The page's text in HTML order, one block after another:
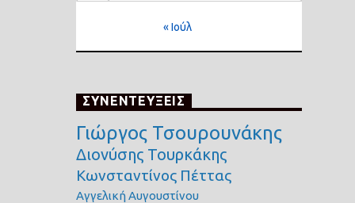
« Ιούλ
ΣΥΝΕΝΤΕΥΞΕΙΣ
Γιώργος Τσουρουνάκης
Διονύσης Τουρκάκης
Κωνσταντίνος Πέττας
Αγγελική Αυγουστίνου